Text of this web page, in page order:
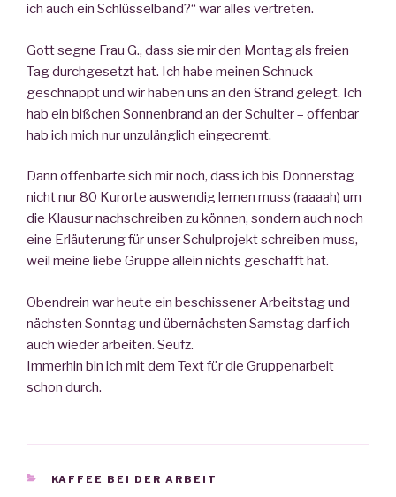
ich auch ein Schlüsselband?“ war alles vertreten.
Gott segne Frau G., dass sie mir den Montag als freien
Tag durchgesetzt hat. Ich habe meinen Schnuck
geschnappt und wir haben uns an den Strand gelegt. Ich
hab ein bißchen Sonnenbrand an der Schulter – offenbar
hab ich mich nur unzulänglich eingecremt.
Dann offenbarte sich mir noch, dass ich bis Donnerstag
nicht nur 80 Kurorte auswendig lernen muss (raaaah) um
die Klausur nachschreiben zu können, sondern auch noch
eine Erläuterung für unser Schulprojekt schreiben muss,
weil meine liebe Gruppe allein nichts geschafft hat.
Obendrein war heute ein beschissener Arbeitstag und
nächsten Sonntag und übernächsten Samstag darf ich
auch wieder arbeiten. Seufz.
Immerhin bin ich mit dem Text für die Gruppenarbeit
schon durch.
KATEGORIEN
KAFFEE BEI DER ARBEIT